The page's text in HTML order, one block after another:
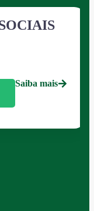
Saiba mais